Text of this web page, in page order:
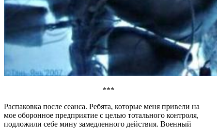
***
Распаковка после сеанса. Ребята, которые меня привели на
мое оборонное предприятие с целью тотального контроля,
подложили себе мину замедленного действия. Военный